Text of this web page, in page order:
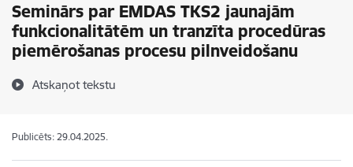
Seminārs par EMDAS TKS2 jaunajām
funkcionalitātēm un tranzīta procedūras
piemērošanas procesu pilnveidošanu
Atskaņot tekstu
Publicēts: 29.04.2025.